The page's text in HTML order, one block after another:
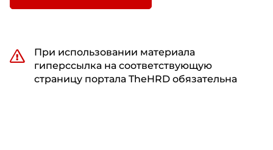
При использовании материала
гиперссылка на соответствующую
страницу портала TheHRD обязательна